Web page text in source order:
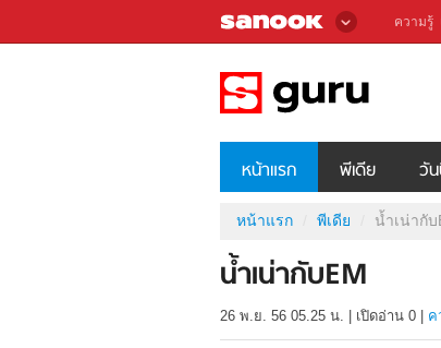
ความรู้
หน้าแรก พีเดีย วั
หน้าแรก พีเดีย น้ำเน่ากับ
น้ำเน่ากับEM
26 พ.ย. 56 05.25 น. เปิดอ่าน 0 ค